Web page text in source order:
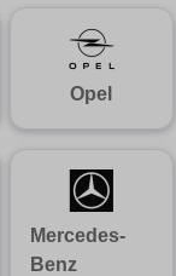
Opel
Mercedes-
Benz